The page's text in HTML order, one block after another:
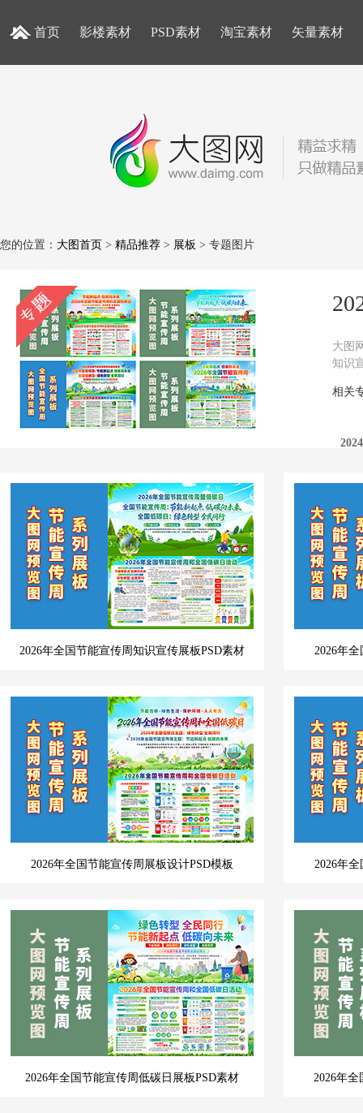
首页 影楼素材 PSD素材 淘宝素材 矢量素材
您的位置： 大图首页 > 精品推荐 > 展板 > 专题图片
大图
知识
相关
2026年全国节能宣传周知识宣传展板PSD素材 2026年
2026年全国节能宣传周展板设计PSD模板 2026年
2026年全国节能宣传周低碳日展板PSD素材 2026年